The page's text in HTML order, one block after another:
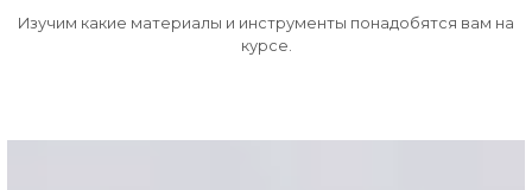
Изучим какие материалы и инструменты понадобятся вам на
курсе.